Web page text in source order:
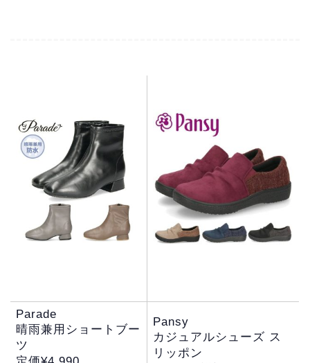
Parade
晴雨兼用ショートブー
ツ
Pansy
カジュアルシューズ ス
リッポン